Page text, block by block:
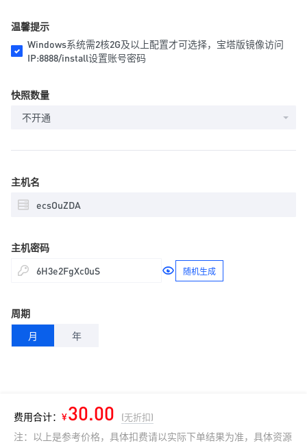
温馨提示
Windows系统需2核2G及以上配置才可选择，宝塔版镜像访问
IP:8888/install设置账号密码
快照数量
不开通
主机名
主机密码
随机生成
周期
月
年
费用合计： ¥30.00 (无折扣)
注：以上是参考价格，具体扣费请以实际下单结果为准，具体资源